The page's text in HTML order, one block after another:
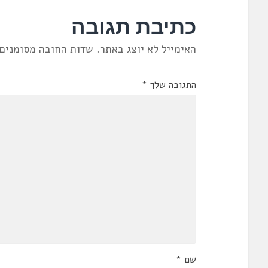
כתיבת תגובה
האימייל לא יוצג באתר. שדות החובה
התגובה שלך *
שם *